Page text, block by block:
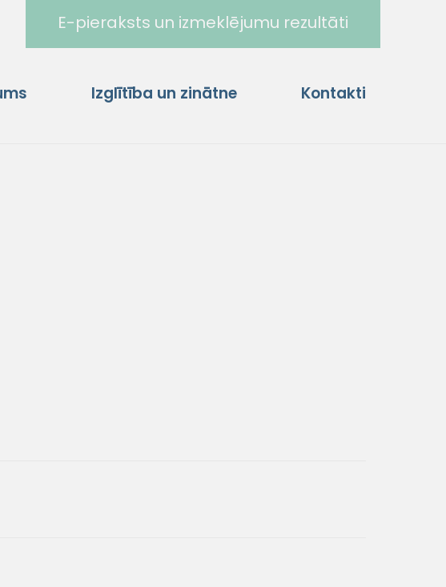
E-pieraksts un izmeklējumu rezultāti
Izglītība un zinātne Kontakti